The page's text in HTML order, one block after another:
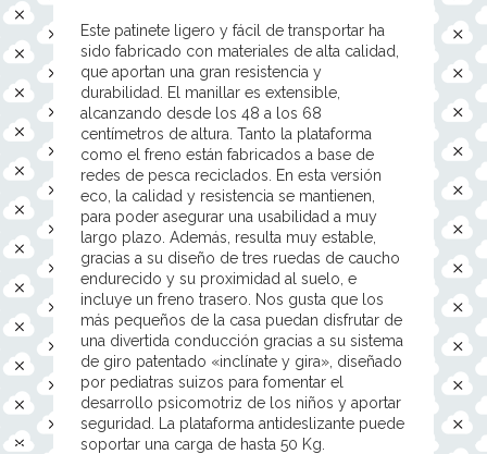
Este patinete ligero y fácil de transportar ha
sido fabricado con materiales de alta calidad,
que aportan una gran resistencia y
durabilidad. El manillar es extensible,
alcanzando desde los 48 a los 68
centímetros de altura. Tanto la plataforma
como el freno están fabricados a base de
redes de pesca reciclados. En esta versión
eco, la calidad y resistencia se mantienen,
para poder asegurar una usabilidad a muy
largo plazo. Además, resulta muy estable,
gracias a su diseño de tres ruedas de caucho
endurecido y su proximidad al suelo, e
incluye un freno trasero. Nos gusta que los
más pequeños de la casa puedan disfrutar de
una divertida conducción gracias a su sistema
de giro patentado «inclínate y gira», diseñado
por pediatras suizos para fomentar el
desarrollo psicomotriz de los niños y aportar
seguridad. La plataforma antideslizante puede
soportar una carga de hasta 50 Kg.